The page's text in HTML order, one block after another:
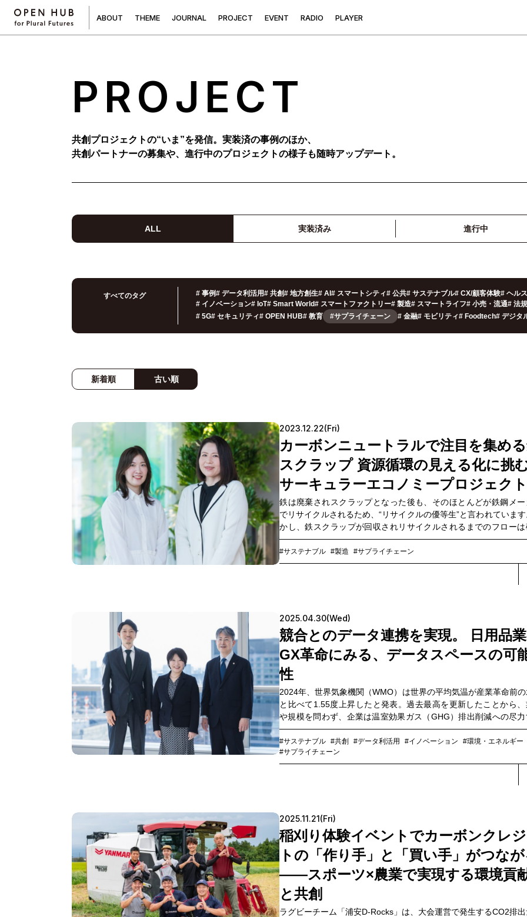
ABOUT THEME JOURNAL PROJECT EVENT RADIO PLAYER
PROJECT
共創プロジェクトの“いま”を発信。実装済の事例のほか、
共創パートナーの募集や、進行中のプロジェクトの様子も随時アップデート。
ALL 実装済み 進行中
すべてのタグ # 事例# データ利活用# 共創# 地方創生# AI # スマートシティ# 公共# サステナブル# CX/顧客体験# ヘル
# イノベーション# IoT# Smart World# スマートファクトリー# 製造# スマートライフ# 小売・流通# 法
# 5G# セキュリティ# OPEN HUB# 教育 #サプライチェーン # 金融# モビリティ# Foodtech# デジタ
新着順 古い順
2023.12.22(Fri)
カーボンニュートラルで注目を集め
スクラップ 資源循環の見える化に挑
サーキュラーエコノミープロジェク
鉄は廃棄されスクラップとなった後も、そのほとんどが鉄鋼メ
でリサイクルされるため、“リサイクルの優等生”と言われていま
かし、鉄スクラップが回収されリサイクルされるまでのフロー
されているものの、多くの場合は市場原理でフローが決定し、
参加者も非常に多いため、可視化が難しく、トレースが出来な
にあります。また、鉄スクラップは建築物の解体や鉄鋼製品の
春から鉄スクラップ取扱量において業界トップのエムエム建材
下、MMK）とNTTコミュニケーションズ（以下、NTT Com）に
ロジェクトが始まりました。「資源回収における物流効率化」
属スクラップをリサイクルする上でのトレーサビリティ」をDX
することで、サーキュラーシステムを構築することを目指して
す。プロジェクトを担当するMMKの浅野萌氏と、NTT Comの三
に、共創の経緯と目指す未来を伺いました。
#サステナブル #製造 #サプライチェーン
2025.04.30(Wed)
競合とのデータ連携を実現。 日用品
GX革命にみる、データスペースの可
性
2024年、世界気象機関（WMO）は世界の平均気温が産業革命前
と比べて1.55度上昇したと発表。過去最高を更新したことから
や規模を問わず、企業は温室効果ガス（GHG）排出削減への尽
ことをよりいっそう求められています。この流れを見越し、画
取り組みを始めているのがユニ・チャームです。同社は同業の
メーカー、さらに資材メーカーなどサプライチェーン全体にま
かけ、GHG排出量の正確な算定に不可欠な実測値である「一次
今回は、実証実験の中心となったユニ・チャーム上席執行役員
部長 上田健次氏、プロジェクトの事務局を担当したデロイト ト
コンサルティング（以下、デロイト）執行役員 伊藤郁太氏、そ
NTTコミュニケーションズ（以下、NTT Com）執行役員 福田亜
3者でプロジェクトを振り返り、競合まで巻き込んだ大規模な実
を成功に導いた秘訣、コア技術を担った分散型データ連携基盤
タスペース」の革新性、そしてこれからの企業・社会が進むべき
理想像を語り合いました。
#サステナブル #共創 #データ利活用 #イノベーション
#環境・エネルギー
#サプライチェーン
2025.11.21(Fri)
稲刈り体験イベントでカーボンクレ
トの「作り手」と「買い手」がつな
――スポーツ×農業で実現する環境貢
と共創
ラグビーチーム「浦安D-Rocks」は、大会運営で発生するCO2排